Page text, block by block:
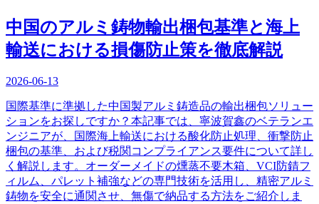
中国のアルミ鋳物輸出梱包基準と海上
輸送における損傷防止策を徹底解説
2026-06-13
国際基準に準拠した中国製アルミ鋳造品の輸出梱包ソリュー
ションをお探しですか？本記事では、寧波賀鑫のベテランエ
ンジニアが、国際海上輸送における酸化防止処理、衝撃防止
梱包の基準、および税関コンプライアンス要件について詳し
く解説します。オーダーメイドの燻蒸不要木箱、VCI防錆フ
ィルム、パレット補強などの専門技術を活用し、精密アルミ
鋳物を安全に通関させ、無傷で納品する方法をご紹介しま